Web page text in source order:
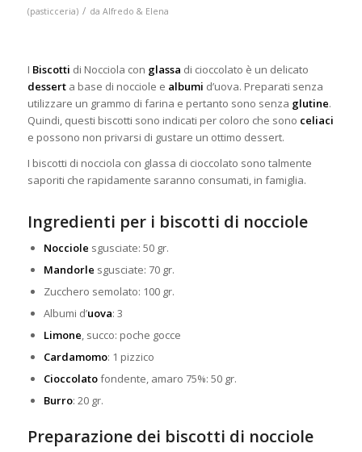
(pasticceria) / da Alfredo & Elena
I Biscotti di Nocciola con glassa di cioccolato è un delicato
desserta base di nocciole e albumi d’uova. Preparati senza
utilizzare un grammo di farina e pertanto sono senza glutine.
Quindi, questi biscotti sono indicati per coloro che sono celiaci
e possono non privarsi di gustare un ottimo dessert.
I biscotti di nocciola con glassa di cioccolato sono talmente
saporiti che rapidamente saranno consumati, in famiglia.
Ingredienti per i biscotti di nocciole
Nocciole sgusciate: 50 gr.
Mandorle sgusciate: 70 gr.
Zucchero semolato: 100 gr.
Albumi d’uova: 3
Limone, succo: poche gocce
Cardamomo: 1 pizzico
Cioccolatofondente, amaro 75%: 50 gr.
Burro: 20 gr.
Preparazione dei biscotti di nocciole